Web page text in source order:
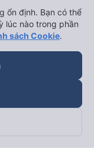
ổn định. Bạn có thể
lúc nào trong phần
sách Cookie.